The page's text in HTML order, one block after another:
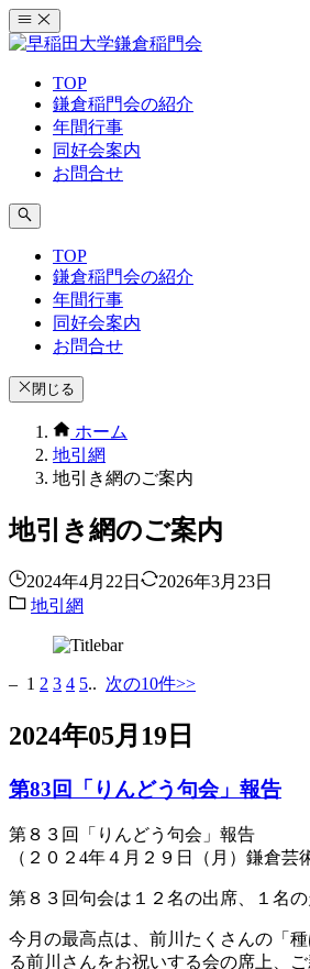
コ
ン
ッ
プ
TOP
鎌倉稲門会の紹介
年間行事
同好会案内
お問合せ
TOP
鎌倉稲門会の紹介
年間行事
同好会案内
お問合せ
閉じる
ホーム
地引網
地引き網のご案内
地引き網のご案内
2024年4月22日
2026年3月23日
地引網
– 1 2 3 4 5.. 次の10件>>
2024年05月19日
第83回「りんどう句会」報告
第８３回「りんどう句会」報告
（２０２4年４月２９日（月）鎌倉芸
第８３回句会は１２名の出席、１名
今月の最高点は、前川たくさんの「
る前川さんをお祝いする会の席上、